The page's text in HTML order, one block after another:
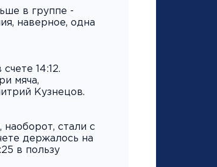
в группе -
наверное, одна
14:12.
мяча,
Кузнецов.
стали с
держалось на
в пользу